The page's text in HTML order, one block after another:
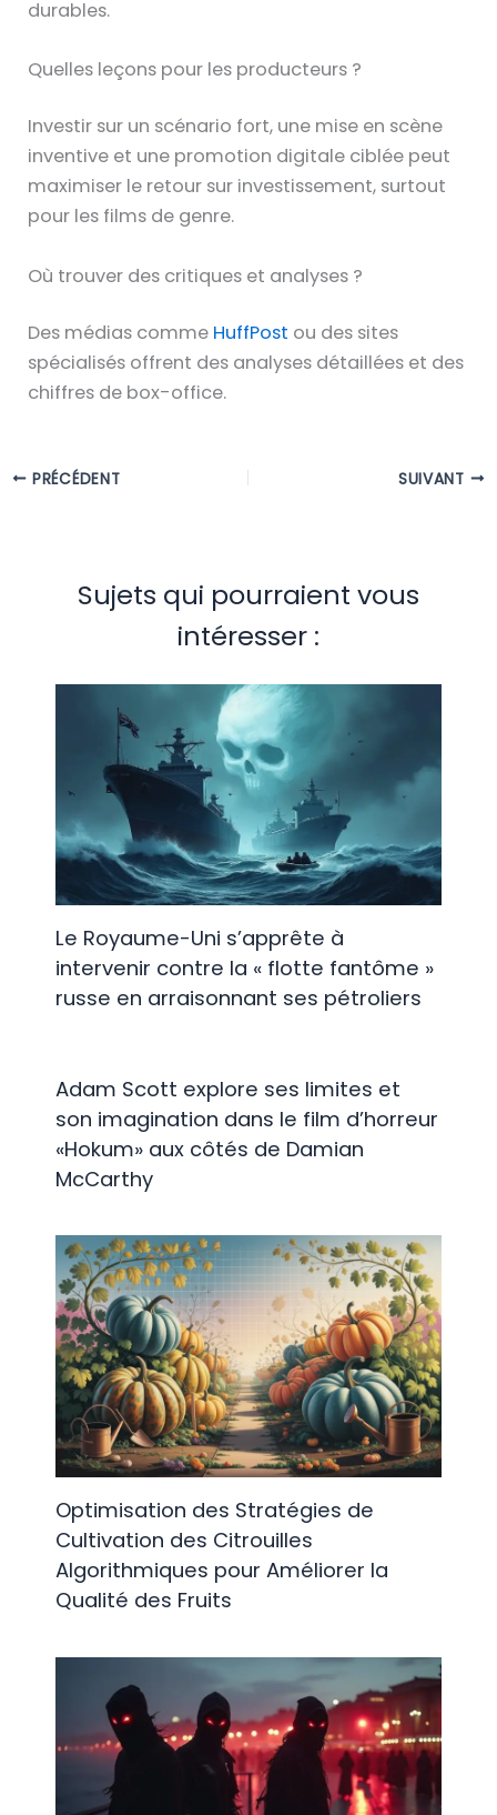
durables.
Quelles leçons pour les producteurs ?
Investir sur un scénario fort, une mise en scène
inventive et une promotion digitale ciblée peut
maximiser le retour sur investissement, surtout
pour les films de genre.
Où trouver des critiques et analyses ?
Des médias comme HuffPost ou des sites
spécialisés offrent des analyses détaillées et des
chiffres de box-office.
PRÉCÉDENT SUIVANT
Sujets qui pourraient vous
intéresser :
Le Royaume-Uni s’apprête à
intervenir contre la « flotte fantôme »
russe en arraisonnant ses pétroliers
Adam Scott explore ses limites et
son imagination dans le film d’horreur
«Hokum» aux côtés de Damian
McCarthy
Optimisation des Stratégies de
Cultivation des Citrouilles
Algorithmiques pour Améliorer la
Qualité des Fruits